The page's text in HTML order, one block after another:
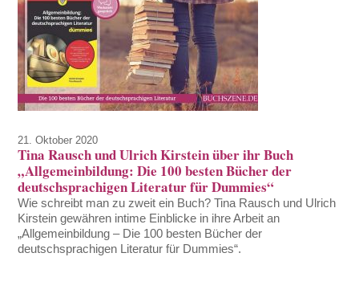
21. Oktober 2020
Tina Rausch und Ulrich Kirstein über ihr Buch
„Allgemeinbildung: Die 100 besten Bücher der
deutschsprachigen Literatur für Dummies“
Wie schreibt man zu zweit ein Buch? Tina Rausch und Ulrich
Kirstein gewähren intime Einblicke in ihre Arbeit an
„Allgemeinbildung – Die 100 besten Bücher der
deutschsprachigen Literatur für Dummies“.